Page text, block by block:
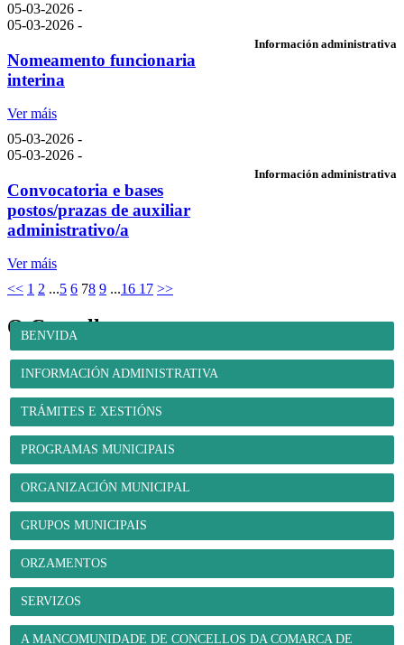
05-03-2026 -
05-03-2026 -
Información administrativa
Nomeamento funcionaria
interina
Ver máis
05-03-2026 -
05-03-2026 -
Información administrativa
Convocatoria e bases
postos/prazas de auxiliar
administrativo/a
Ver máis
<< 1 2 ...5 6 78 9 ...16 17 >>
O Concello
BENVIDA
INFORMACIÓN ADMINISTRATIVA
TRÁMITES E XESTIÓNS
PROGRAMAS MUNICIPAIS
ORGANIZACIÓN MUNICIPAL
GRUPOS MUNICIPAIS
ORZAMENTOS
SERVIZOS
A MANCOMUNIDADE DE CONCELLOS DA COMARCA DE